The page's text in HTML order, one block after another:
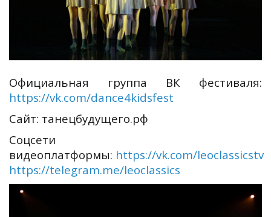
Официальная группа ВК фестиваля:
https://vk.com/dance4kidsfest
Сайт: танецбудущего.рф
Соцсети
видеоплатформы: https://vk.com/leoclassicstv
https://telegram.me/leoclassics